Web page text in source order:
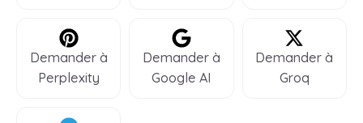
Demander à
Perplexity
Demander à
Google AI
Demander à
Groq